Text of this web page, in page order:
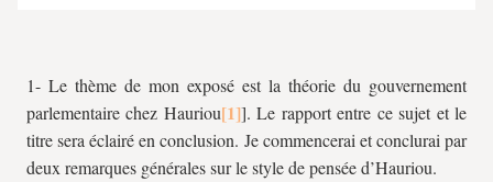
1- Le thème de mon exposé est la théorie du gouvernement
parlementaire chez Hauriou
]. Le rapport entre ce sujet et le
titre sera éclairé en conclusion. Je commencerai et conclurai par
deux remarques générales sur le style de pensée d’Hauriou.